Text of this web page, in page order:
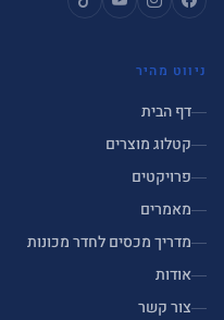
ניווט מהיר
דף הבית
קטלוג מוצרים
פרויקטים
מאמרים
מדריך מכסים לחדר מכונות
אודות
צור קשר